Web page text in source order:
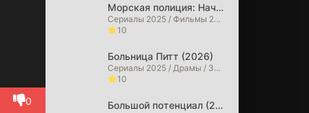
0
Морская полиция: Начало (2026)
Сериалы 2025 / Фильмы 2025 / Драмы / Криминальные фильмы / Сериалы 2026 года
10
Больница Питт (2026)
Сериалы 2025 / Драмы / Зарубежные сериалы
10
Большой потенциал (2025)